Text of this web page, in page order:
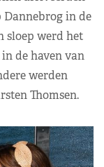
in de
sloep werd het
de haven van
werden
Thomsen.